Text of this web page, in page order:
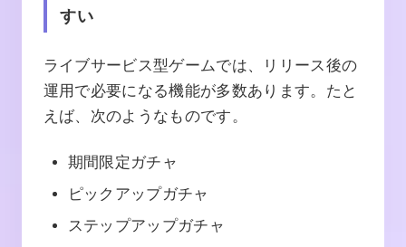
すい
ライブサービス型ゲームでは、リリース後の
運用で必要になる機能が多数あります。たと
えば、次のようなものです。
期間限定ガチャ
ピックアップガチャ
ステップアップガチャ